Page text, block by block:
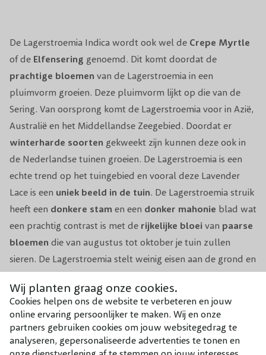
Wij planten graag onze cookies.
Cookies helpen ons de website te verbeteren en jouw
online ervaring persoonlijker te maken. Wij en onze
partners gebruiken cookies om jouw websitegedrag te
analyseren, gepersonaliseerde advertenties te tonen en
De Lagerstroemia Indica wordt ook wel de Crepe Myrtle
of de Elfensering genoemd. Dit komt doordat de
prachtige bloemen van de Lagerstroemia in een
pluimvorm groeien. Deze pluimvorm lijkt op die van de
Sering. Van oorsprong komt de Lagerstroemia voor in Azië,
Australië en het Middellandse Zeegebied. Doordat er
winterharde soorten gekweekt zijn kunnen deze ook in
de Nederlandse tuinen groeien. De Lagerstroemia is een
echte trend op het tuingebied en vooral deze Lavender
Lace is een uniek beeld in de tuin. De Lagerstroemia struik
heeft een donkere stam en een donker mahonie blad wat
een prachtig contrast is met de rijkelijke bloei van paarse
bloemen die van augustus tot oktober je tuin zullen
sieren. De Lagerstroemia stelt weinig eisen aan de grond en
staat het liefst op een zonnige standplaats in de tuin. De
plant heeft eencompacte groeiwijzeen is een prachtige
bloeiende haag. De lagere takken kunnen worden
bijgesneden om de Lagerstroemia meer boomachtig te
maken, maar ook kan deze plant goed in een pot of als
Vruchten Zaaddoos
Niet giftig voor mens of dier.
Snoeiperiode Nvt.
Grondsoort Geschikt voor iedere grondsoort.
Groeisnelheid Gemiddeld
Bloeivorm
Windbestendigheid Goed
Winterhardheid Goed
Biodiversiteit Zeer geliefd door vlinders en bijen.
Toepassing Volle grond of in pot.
Pot, Kluit, Kale wortel Pot